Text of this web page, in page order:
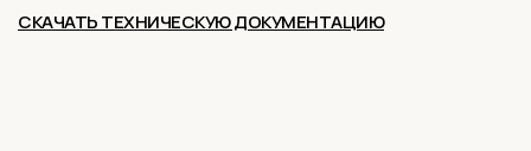
СКАЧАТЬ ТЕХНИЧЕСКУЮ ДОКУМЕНТАЦИЮ